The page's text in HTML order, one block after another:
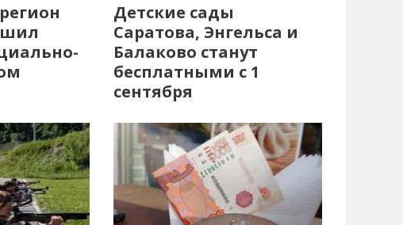
Детские сады
Саратова, Энгельса и
Балаково станут
бесплатными с 1
сентября